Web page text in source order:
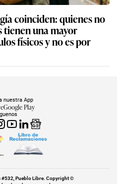
coinciden: quienes no
tienen una mayor
físicos y no es por
nuestra App
Google Play
#532, Pueblo Libre. Copyright ©